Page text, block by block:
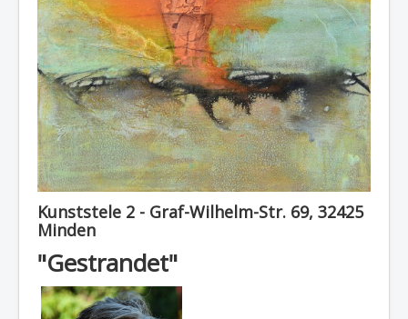
Kunststele 2 - Graf-Wilhelm-Str. 69, 32425
Minden
"Gestrandet"